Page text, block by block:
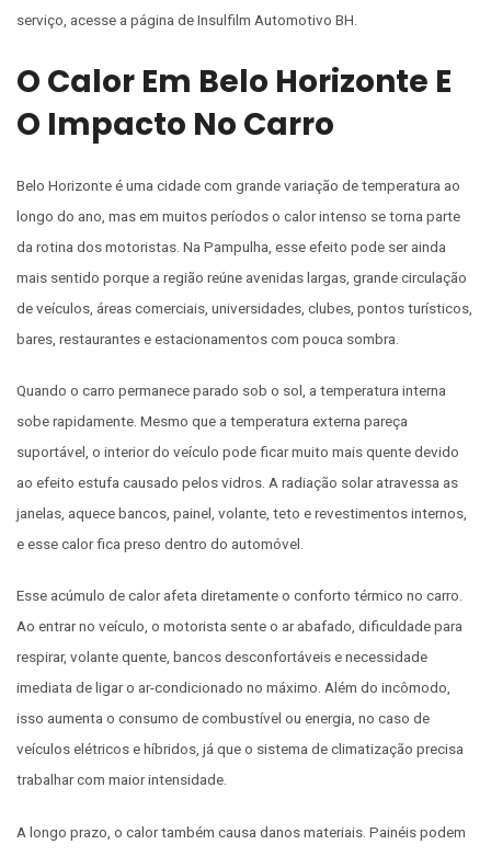
serviço, acesse a página de Insulfilm Automotivo BH.
O Calor Em Belo Horizonte E
O Impacto No Carro
Belo Horizonte é uma cidade com grande variação de temperatura ao
longo do ano, mas em muitos períodos o calor intenso se torna parte
da rotina dos motoristas. Na Pampulha, esse efeito pode ser ainda
mais sentido porque a região reúne avenidas largas, grande circulação
de veículos, áreas comerciais, universidades, clubes, pontos turísticos,
bares, restaurantes e estacionamentos com pouca sombra.
Quando o carro permanece parado sob o sol, a temperatura interna
sobe rapidamente. Mesmo que a temperatura externa pareça
suportável, o interior do veículo pode ficar muito mais quente devido
ao efeito estufa causado pelos vidros. A radiação solar atravessa as
janelas, aquece bancos, painel, volante, teto e revestimentos internos,
e esse calor fica preso dentro do automóvel.
Esse acúmulo de calor afeta diretamente o conforto térmico no carro.
Ao entrar no veículo, o motorista sente o ar abafado, dificuldade para
respirar, volante quente, bancos desconfortáveis e necessidade
imediata de ligar o ar-condicionado no máximo. Além do incômodo,
isso aumenta o consumo de combustível ou energia, no caso de
veículos elétricos e híbridos, já que o sistema de climatização precisa
trabalhar com maior intensidade.
A longo prazo, o calor também causa danos materiais. Painéis podem